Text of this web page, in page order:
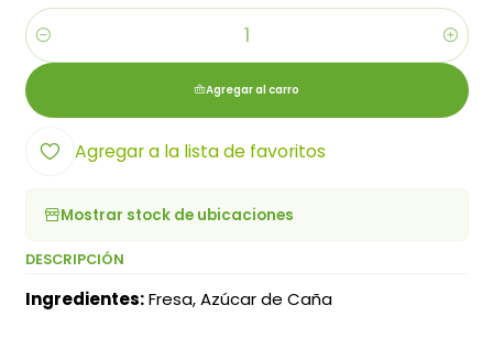
Cantidad
Agregar al carro
Agregar a la lista de favoritos
Mostrar stock de ubicaciones
DESCRIPCIÓN
Ingredientes:Fresa, Azúcar de Caña